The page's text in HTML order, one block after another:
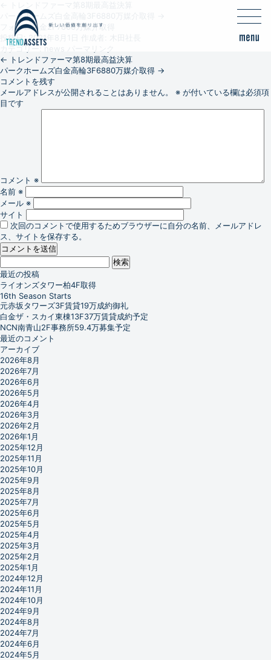
パークホームズ白金高輪3F6880万媒介取得
フォルム白金2F7800万媒介取得
投稿日: 2021年8月1日
カテゴリー:news
← トレンドファーマ第8期最高益決算
パークホームズ白金高輪3F6880万媒介取得 →
コメントを残す
メールアドレスが公開されることはありません。
※ が付いている欄は必須項
目です
コメント ※
名前 ※
メール ※
サイト
次回のコメントで使用するためブラウザーに自分の名前、メールアドレ
ス、サイトを保存する。
検
索:
最近の投稿
ライオンズタワー柏4F取得
16th Season Starts
元赤坂タワーズ3F賃貸19万成約御礼
白金ザ・スカイ東棟13F37万賃貸成約予定
NCN南青山2F事務所59.4万募集予定
最近のコメント
アーカイブ
2026年8月
2026年7月
2026年6月
2026年5月
2026年4月
2026年3月
2026年2月
2026年1月
2025年12月
2025年11月
2025年10月
2025年9月
2025年8月
2025年7月
2025年6月
2025年5月
2025年4月
2025年3月
2025年2月
2025年1月
2024年12月
2024年11月
2024年10月
2024年9月
2024年8月
2024年7月
2024年6月
2024年5月